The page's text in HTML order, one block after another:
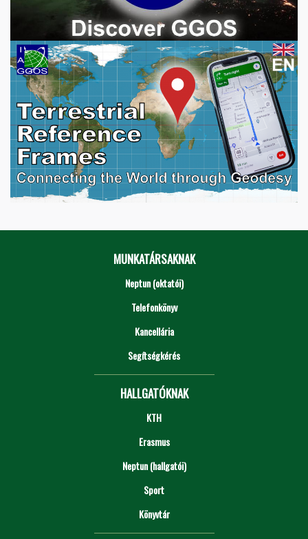
MUNKATÁRSAKNAK
Neptun (oktatói)
Telefonkönyv
Kancellária
Segítségkérés
HALLGATÓKNAK
KTH
Erasmus
Neptun (hallgatói)
Sport
Könyvtár